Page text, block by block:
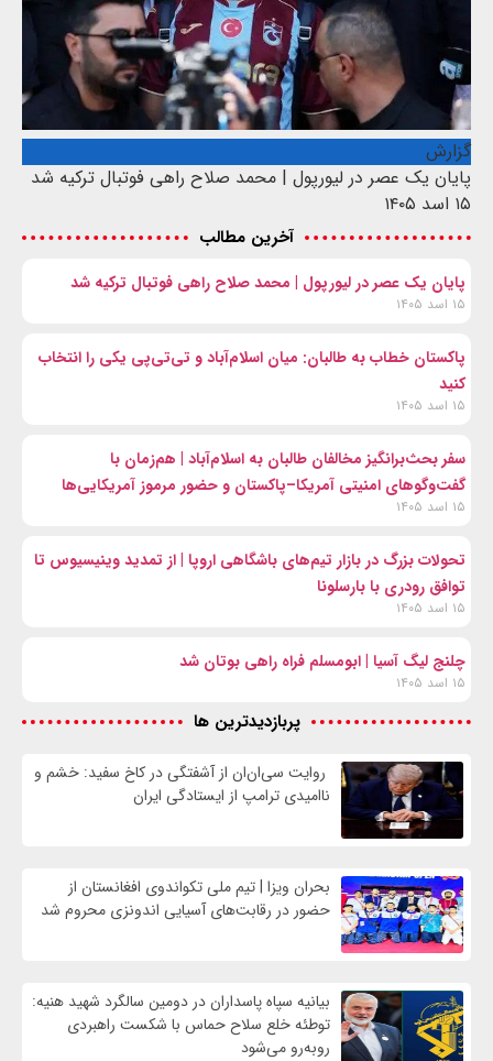
گزارش
پایان یک عصر در لیورپول | محمد صلاح راهی فوتبال ترکیه شد
۱۵ اسد ۱۴۰۵
آخرین مطالب
پایان یک عصر در لیورپول | محمد صلاح راهی فوتبال ترکیه شد
۱۵ اسد ۱۴۰۵
پاکستان خطاب به طالبان: میان اسلام‌آباد و تی‌تی‌پی یکی را انتخاب
کنید
۱۵ اسد ۱۴۰۵
سفر بحث‌برانگیز مخالفان طالبان به اسلام‌آباد | هم‌زمان با
گفت‌وگوهای امنیتی آمریکا–پاکستان و حضور مرموز آمریکایی‌ها
۱۵ اسد ۱۴۰۵
تحولات بزرگ در بازار تیم‌های باشگاهی اروپا | از تمدید وینیسیوس تا
توافق رودری با بارسلونا
۱۵ اسد ۱۴۰۵
چلنج لیگ آسیا | ابومسلم فراه راهی بوتان شد
۱۵ اسد ۱۴۰۵
پربازدیدترین ها
روایت سی‌ان‌ان از آشفتگی در کاخ سفید: خشم و
ناامیدی ترامپ از ایستادگی ایران
بحران ویزا | تیم ملی تکواندوی افغانستان از
حضور در رقابت‌های آسیایی اندونزی محروم شد
بیانیه سپاه پاسداران در دومین سالگرد شهید هنیه:
توطئه خلع سلاح حماس با شکست راهبردی
روبه‌رو می‌شود